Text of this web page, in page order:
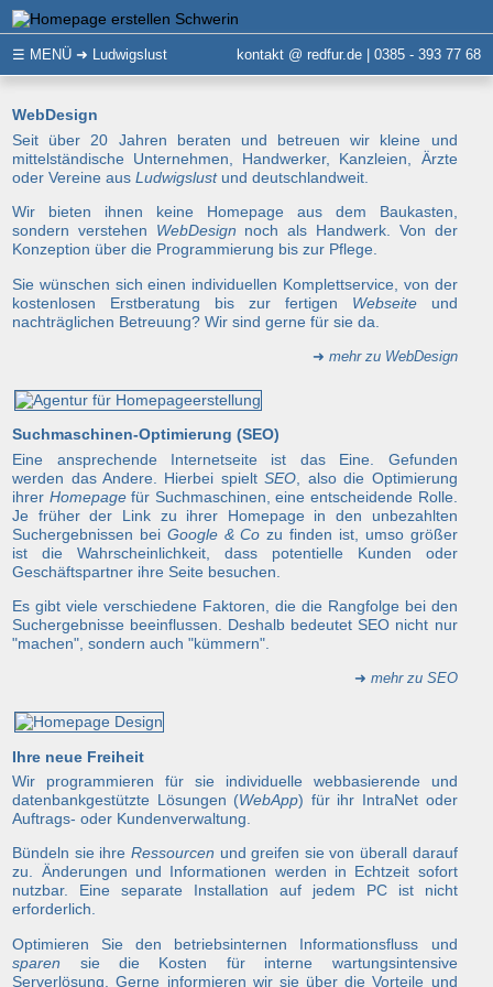
☰ MENÜ ➜ Ludwigslust kontakt @ redfur.de | 0385 - 393 77 68
WebDesign
Seit über 20 Jahren beraten und betreuen wir kleine und
mittelständische Unternehmen, Handwerker, Kanzleien, Ärzte
oder Vereine ausLudwigslustund deutschlandweit.
Wir bieten ihnen keine Homepage aus dem Baukasten,
sondern verstehen WebDesign noch als Handwerk. Von der
Konzeption über die Programmierung bis zur Pflege.
Sie wünschen sich einen individuellen Komplettservice, von der
kostenlosen Erstberatung bis zur fertigen Webseiteund
nachträglichen Betreuung? Wir sind gerne für sie da.
➜ mehr zu WebDesign
Suchmaschinen-Optimierung (SEO)
Eine ansprechende Internetseite ist das Eine. Gefunden
werden das Andere. Hierbei spieltSEO , also die Optimierung
ihrer Homepagefür Suchmaschinen, eine entscheidende Rolle.
Je früher der Link zu ihrer Homepage in den unbezahlten
Suchergebnissen bei Google & Co zu finden ist, umso größer
ist die Wahrscheinlichkeit, dass potentielle Kunden oder
Geschäftspartner ihre Seite besuchen.
Es gibt viele verschiedene Faktoren, die die Rangfolge bei den
Suchergebnisse beeinflussen. Deshalb bedeutet SEO nicht nur
"machen", sondern auch "kümmern".
➜ mehr zu SEO
Ihre neue Freiheit
Wir programmieren für sie individuelle webbasierende und
datenbankgestützte Lösungen (WebApp) für ihr IntraNet oder
Auftrags- oder Kundenverwaltung.
Bündeln sie ihre Ressourcen und greifen sie von überall darauf
zu. Änderungen und Informationen werden in Echtzeit sofort
nutzbar. Eine separate Installation auf jedem PC ist nicht
erforderlich.
Optimieren Sie den betriebsinternen Informationsfluss und
sparen sie die Kosten für interne wartungsintensive
Serverlösung. Gerne informieren wir sie über die Vorteile und